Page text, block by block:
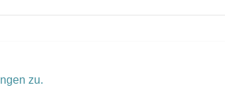
zu.